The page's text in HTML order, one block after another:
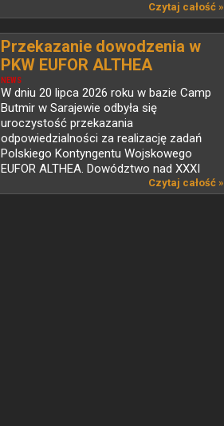
Czytaj całość »
NEWS
Przekazanie dowodzenia w
PKW EUFOR ALTHEA
W dniu 20 lipca 2026 roku w bazie Camp
Butmir w Sarajewie odbyła się
uroczystość przekazania
odpowiedzialności za realizację zadań
Polskiego Kontyngentu Wojskowego
EUFOR ALTHEA. Dowództwo nad XXXI
Czytaj całość »